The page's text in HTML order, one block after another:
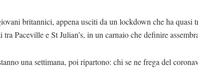
britannici, appena usciti da un lockdown che ha quasi
tra Paceville e St Julian’s, in un carnaio che definire
una settimana, poi ripartono: chi se ne frega del